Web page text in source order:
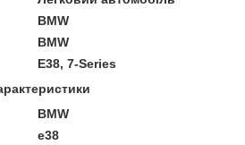
BMW
BMW
E38, 7-Series
BMW
e38